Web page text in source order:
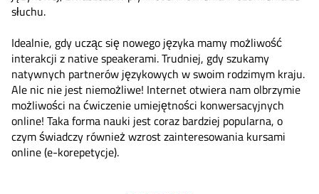
słuchu.
Idealnie, gdy ucząc się nowego języka mamy możliwość
interakcji z native speakerami. Trudniej, gdy szukamy
natywnych partnerów językowych w swoim rodzimym kraju.
Ale nic nie jest niemożliwe! Internet otwiera nam olbrzymie
możliwości na ćwiczenie umiejętności konwersacyjnych
online! Taka forma nauki jest coraz bardziej popularna, o
czym świadczy również wzrost zainteresowania kursami
online (e-korepetycje).